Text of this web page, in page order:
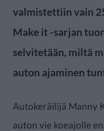
valmistettiin vain
Make it -sarjan
selvitetään, miltä
auton ajaminen
Autokeräilijä Manny
auton vie koeajolle